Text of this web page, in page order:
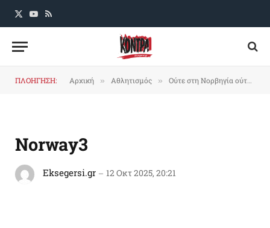
X
YouTube
RSS
ΠΛΟΗΓΗΣΗ: Αρχική » Αθλητισμός » Ούτε στη Νορβηγία ούτε πουθενά…
Norway3
Eksegersi.gr 12 Οκτ 2025, 20:21